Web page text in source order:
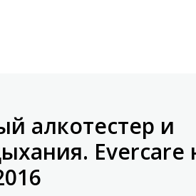
алкотестер и
Evercare